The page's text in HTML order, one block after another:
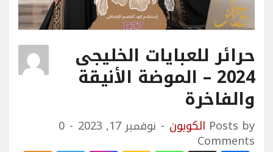
حرائر للعبايات الخليجى
2024 – الموضة الأنيقة
والفاخرة
Posts by الكوبون نوفمبر 17, 2023 0
Comments